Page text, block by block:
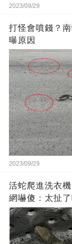
2023/09/29
打怪會噴錢？
曝原因
2023/09/29
活蛇爬進洗衣
網嚇傻：太扯